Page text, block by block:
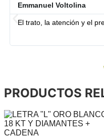
Emmanuel Voltolina
El trato, la atención y el
PRODUCTOS